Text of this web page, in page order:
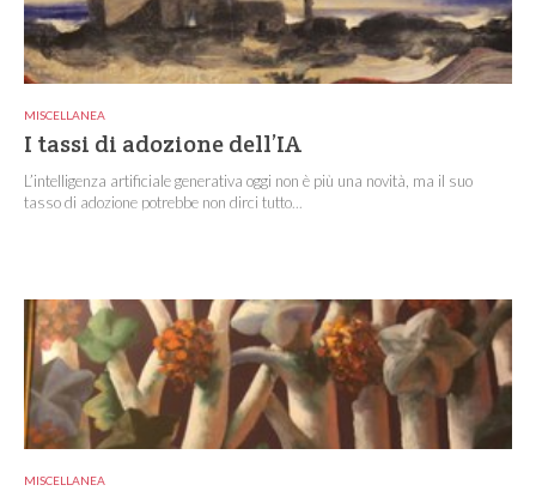
MISCELLANEA
I tassi di adozione dell’IA
L’intelligenza artificiale generativa oggi non è più una novità, ma il suo
tasso di adozione potrebbe non dirci tutto...
MISCELLANEA